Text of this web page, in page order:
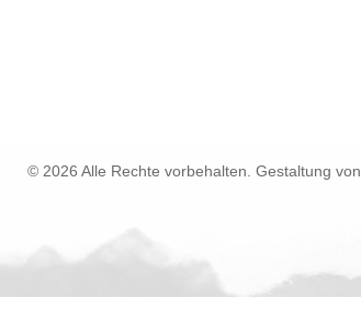
© 2026 Alle Rechte vorbehalten. Gestaltung von